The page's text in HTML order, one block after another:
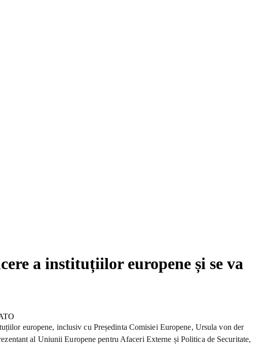
a instituțiilor europene și se va
europene, inclusiv cu Președinta Comisiei Europene, Ursula von der
al Uniunii Europene pentru Afaceri Externe și Politica de Securitate,